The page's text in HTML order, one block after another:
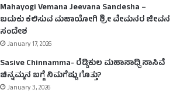
Mahayogi Vemana Jeevana Sandesha –
ಬದುಕು ಕಲಿಸುವ ಮಹಾಯೋಗಿ ಶ್ರೀ ವೇಮನರ ಜೀವನ
ಸಂದೇಶ
January 17, 2026
Sasive Chinnamma- ರೆಡ್ಡಿಕುಲ ಮಹಾಸಾಧ್ವಿ ಸಾಸಿವೆ
ಚಿನ್ನಮ್ಮನ ಬಗ್ಗೆ ನಿಮಗೆಷ್ಟು ಗೊತ್ತು?
January 3, 2026